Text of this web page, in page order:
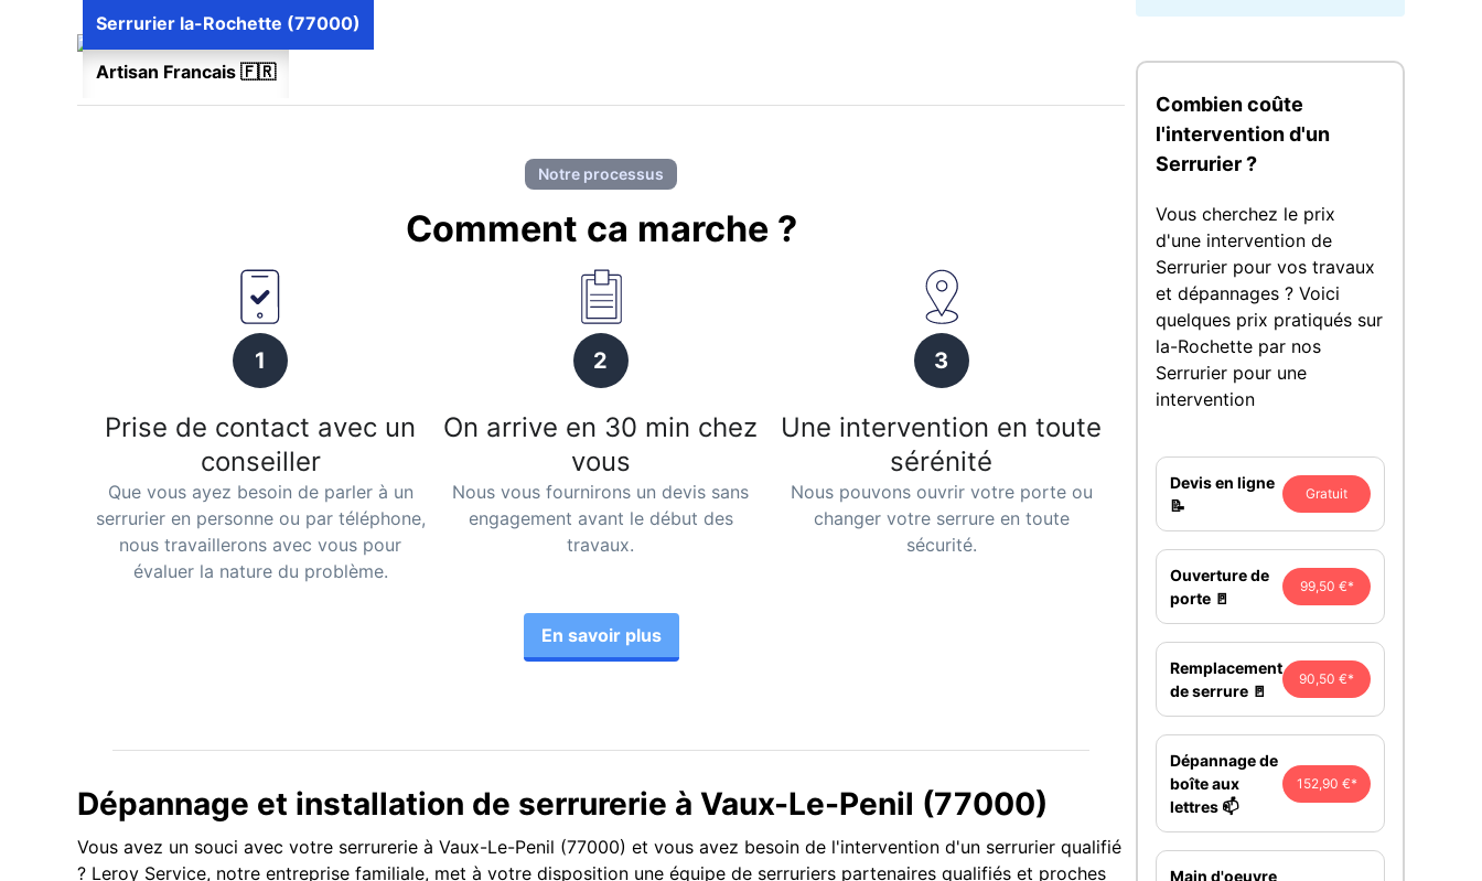
Artisan Francais 🇫🇷
Serrurier la-Rochette (77000)
Notre processus
Comment ca marche ?
1
Prise de contact avec un
conseiller
Que vous ayez besoin de parler à un
serrurier en personne ou par téléphone,
nous travaillerons avec vous pour
évaluer la nature du problème.
2
On arrive en 30 min chez
vous
Nous vous fournirons un devis sans
engagement avant le début des
travaux.
3
Une intervention en toute
sérénité
Nous pouvons ouvrir votre porte ou
changer votre serrure en toute
sécurité.
En savoir plus
Dépannage et installation de serrurerie à Vaux-Le-Penil (77000)
Vous avez un souci avec votre serrurerie à Vaux-Le-Penil (77000) et vous avez besoin de l'intervention d'un serrurier qualifié
? Leroy Service, notre entreprise familiale, met à votre disposition une équipe de serruriers partenaires qualifiés et proches
Combien coûte
l'intervention d'un
Serrurier ?
Vous cherchez le prix
d'une intervention de
Serrurier pour vos travaux
et dépannages ? Voici
quelques prix pratiqués sur
la-Rochette par nos
Serrurier pour une
intervention
Devis en ligne
📝
Gratuit
Ouverture de
porte 🚪
99,50 €*
Remplacement
de serrure 🚪
90,50 €*
Dépannage de
boîte aux
lettres 📫
152,90 €*
Main d'oeuvre